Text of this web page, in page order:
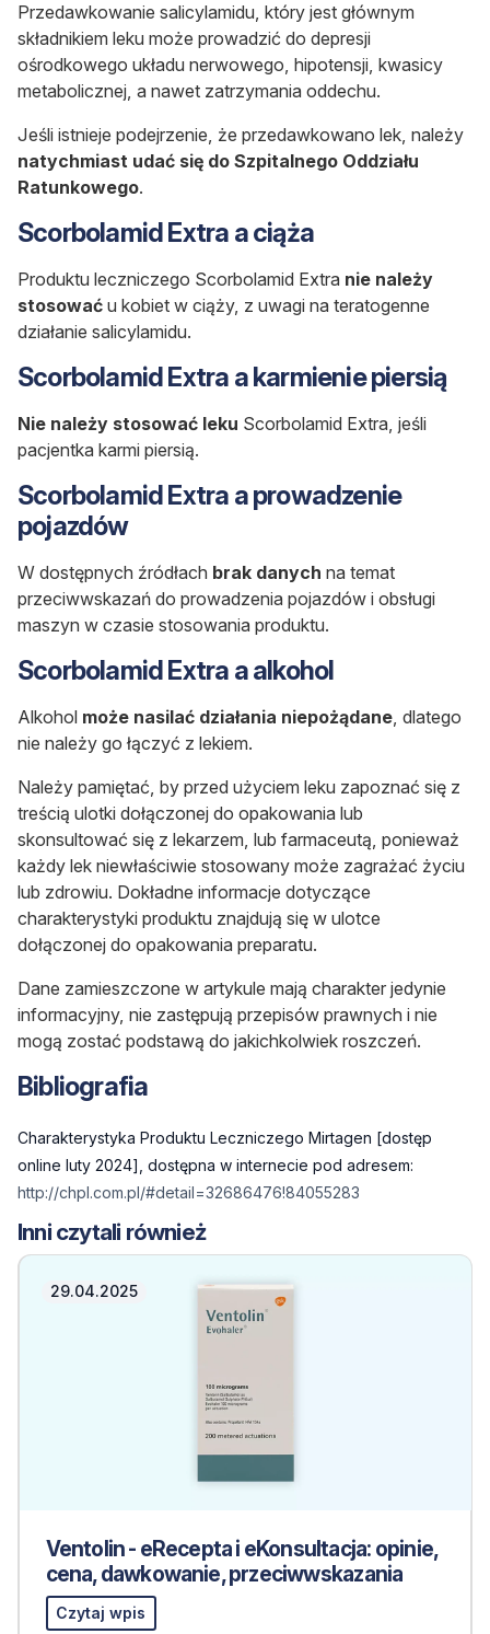
Przedawkowanie salicylamidu, który jest głównym
składnikiem leku może prowadzić do depresji
ośrodkowego układu nerwowego, hipotensji, kwasicy
metabolicznej, a nawet zatrzymania oddechu.
Jeśli istnieje podejrzenie, że przedawkowano lek, należy
natychmiast udać się do Szpitalnego Oddziału
Ratunkowego.
Scorbolamid Extra a ciąża
Produktu leczniczego Scorbolamid Extra nie należy
stosować u kobiet w ciąży, z uwagi na teratogenne
działanie salicylamidu.
Scorbolamid Extra a karmienie piersią
Nie należy stosować leku Scorbolamid Extra, jeśli
pacjentka karmi piersią.
Scorbolamid Extra a prowadzenie
pojazdów
W dostępnych źródłach brak danych na temat
przeciwwskazań do prowadzenia pojazdów i obsługi
maszyn w czasie stosowania produktu.
Scorbolamid Extra a alkohol
Alkohol może nasilać działania niepożądane , dlatego
nie należy go łączyć z lekiem.
Należy pamiętać, by przed użyciem leku zapoznać się z
treścią ulotki dołączonej do opakowania lub
skonsultować się z lekarzem, lub farmaceutą, ponieważ
każdy lek niewłaściwie stosowany może zagrażać życiu
lub zdrowiu. Dokładne informacje dotyczące
charakterystyki produktu znajdują się w ulotce
dołączonej do opakowania preparatu.
Dane zamieszczone w artykule mają charakter jedynie
informacyjny, nie zastępują przepisów prawnych i nie
mogą zostać podstawą do jakichkolwiek roszczeń.
Bibliografia
Charakterystyka Produktu Leczniczego Mirtagen [dostęp
online luty 2024], dostępna w internecie pod adresem:
http://chpl.com.pl/#detail=32686476!84055283
Inni czytali również
29.04.2025
Ventolin - eRecepta i eKonsultacja: opinie,
cena, dawkowanie, przeciwwskazania
Czytaj wpis